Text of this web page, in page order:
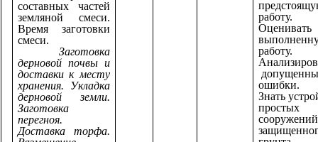
работу.
Оценивать
работу.
ошибки.
Знать
простых
сооружений
составных частей
земляной смеси.
Время заготовки
смеси.
Заготовка
дерновой почвы и
доставки к месту
хранения. Укладка
дерновой земли.
Заготовка
перегноя.
Доставка торфа.